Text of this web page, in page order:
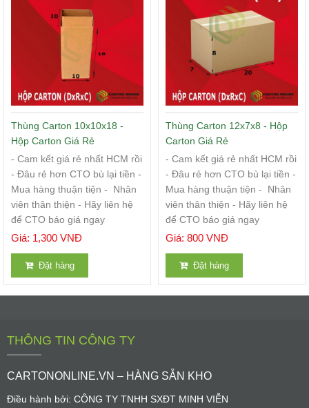
Thùng Carton 10x10x18 -
Hộp Carton Giá Rẻ
- Cam kết giá rẻ nhất HCM rồi
- Đâu rẻ hơn CTO bù lại tiền -
Mua hàng thuận tiện - Nhân
viên thân thiện - Hãy liên hệ
để CTO báo giá ngay
Giá: 1,300 VNĐ
Đặt hàng
Thùng Carton 12x7x8 - Hộp
Carton Giá Rẻ
- Cam kết giá rẻ nhất HCM rồi
- Đâu rẻ hơn CTO bù lại tiền -
Mua hàng thuận tiện - Nhân
viên thân thiện - Hãy liên hệ
để CTO báo giá ngay
Giá: 800 VNĐ
Đặt hàng
THÔNG TIN CÔNG TY
CARTONONLINE.VN – HÀNG SẴN KHO
Điều hành bởi: CÔNG TY TNHH SXĐT MINH VIỄN